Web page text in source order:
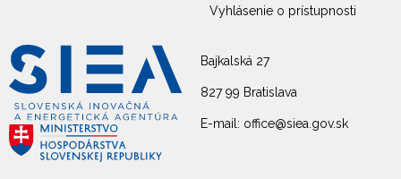
Bajkalská 27
827 99 Bratislava
E-mail: office@siea.gov.sk
Vyhlásenie o prístupnosti